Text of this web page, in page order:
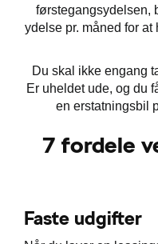
førstegangsydelsen,
ydelse pr. måned for at
Du skal ikke engang
Er uheldet ude, og du
en erstatningsbil
7 fordele
Faste udgifter